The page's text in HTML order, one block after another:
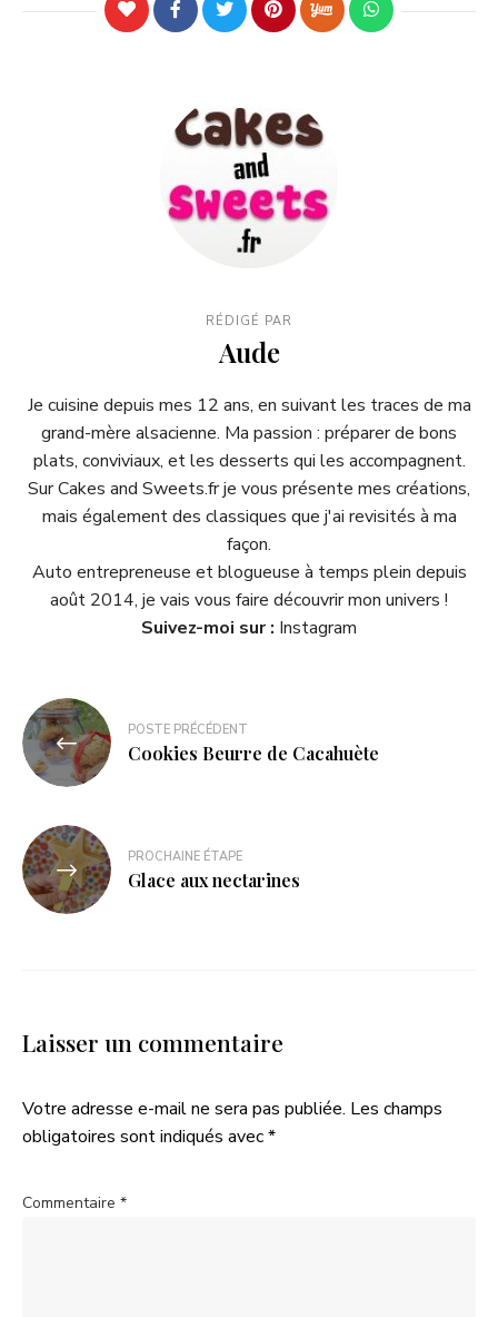
RÉDIGÉ PAR
Aude
Je cuisine depuis mes 12 ans, en suivant les traces de ma
grand-mère alsacienne. Ma passion : préparer de bons
plats, conviviaux, et les desserts qui les accompagnent.
Sur Cakes and Sweets.fr je vous présente mes créations,
mais également des classiques que j'ai revisités à ma
façon.
Auto entrepreneuse et blogueuse à temps plein depuis
août 2014, je vais vous faire découvrir mon univers !
Suivez-moi sur : Instagram
POSTE PRÉCÉDENT
Cookies Beurre de Cacahuète
PROCHAINE ÉTAPE
Glace aux nectarines
Laisser un commentaire
Votre adresse e-mail ne sera pas publiée. Les champs
obligatoires sont indiqués avec*
Commentaire *